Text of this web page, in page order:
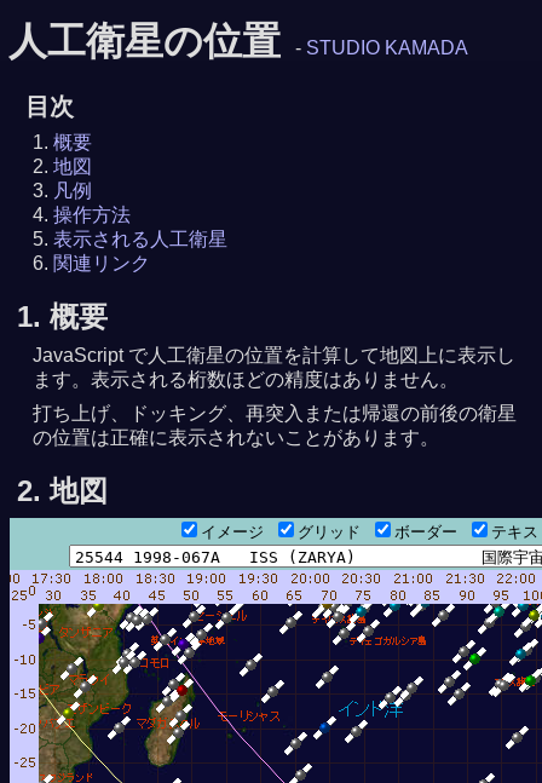
人工衛星の位置 - STUDIO KAMADA
目次
概要
地図
凡例
操作方法
表示される人工衛星
関連リンク
1. 概要
JavaScript で人工衛星の位置を計算して地図上に表示し
ます。表示される桁数ほどの精度はありません。
打ち上げ、ドッキング、再突入または帰還の前後の衛星
の位置は正確に表示されないことがあります。
2. 地図
イメージ グリッド ボーダー テキ
8月 8日 0時08分18秒
14秒